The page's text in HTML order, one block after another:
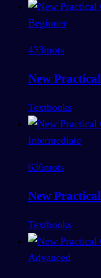
Beginner
433mots
New
Textbooks
Intermediate
636mots
New
Textbooks
Advanced